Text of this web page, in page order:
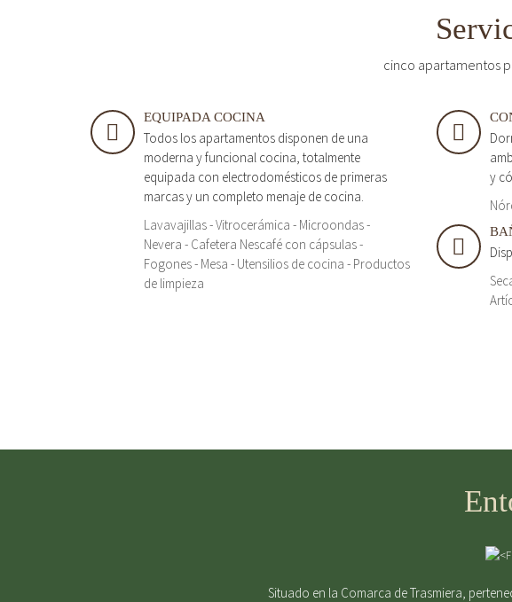
cinco apartamentos
EQUIPADA COCINA
Todos los apartamentos disponen de una
moderna y funcional cocina, totalmente
equipada con electrodomésticos de primeras
marcas y un completo menaje de cocina.
Lavavajillas - Vitrocerámica - Microondas -
Nevera - Cafetera Nescafé con cápsulas -
Fogones - Mesa - Utensilios de cocina - Productos
de limpieza
y
Situado en la Comarca de Trasmiera,